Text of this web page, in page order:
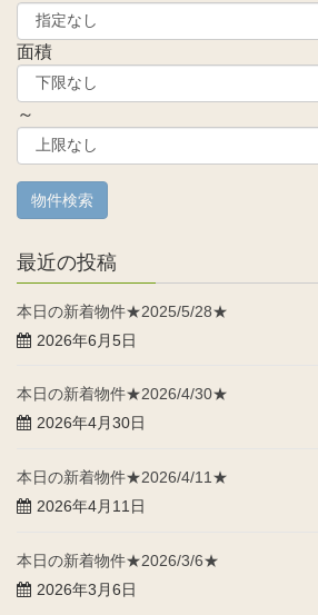
面積
～
最近の投稿
本日の新着物件★2025/5/28★
2026年6月5日
本日の新着物件★2026/4/30★
2026年4月30日
本日の新着物件★2026/4/11★
2026年4月11日
本日の新着物件★2026/3/6★
2026年3月6日